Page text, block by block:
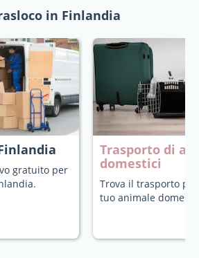
in Finlandia
gratuito per
Trasporto di
domestici
Trova il trasporto
tuo animale